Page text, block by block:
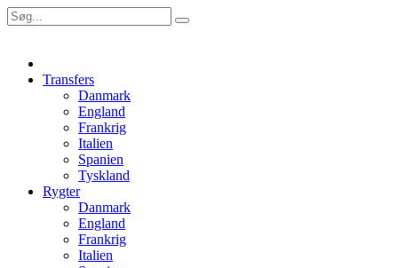
Transfers
Danmark
England
Frankrig
Italien
Spanien
Tyskland
Rygter
Danmark
England
Frankrig
Italien